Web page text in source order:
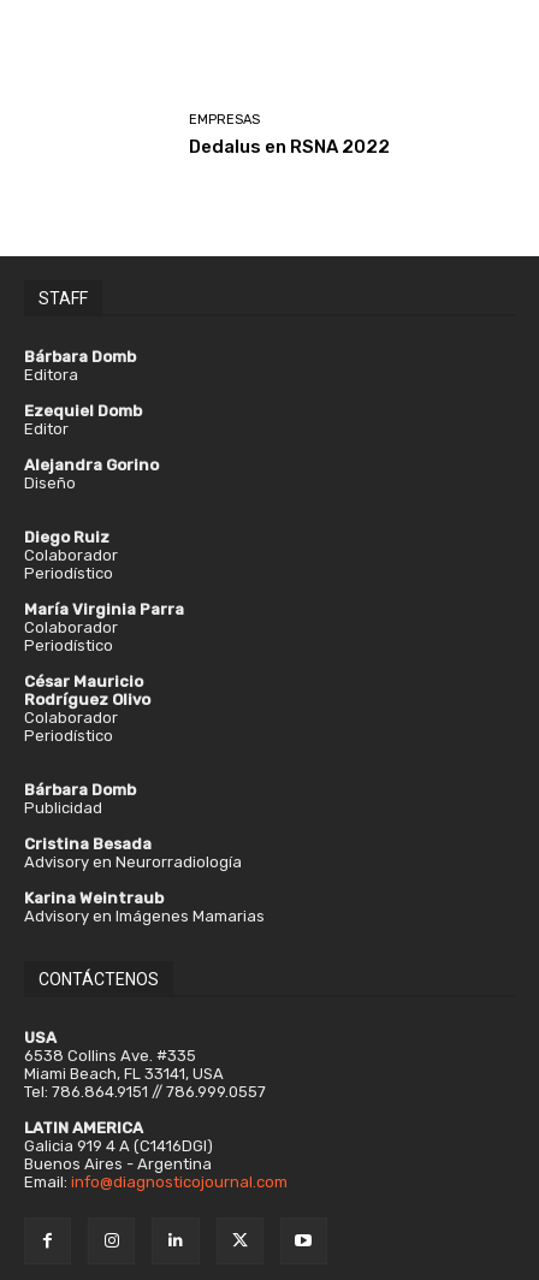
EMPRESAS
Dedalus en RSNA 2022
STAFF
Bárbara Domb
Editora
Ezequiel Domb
Editor
Alejandra Gorino
Diseño
Diego Ruiz
Colaborador
Periodístico
María Virginia Parra
Colaborador
Periodístico
César Mauricio
Rodríguez Olivo
Colaborador
Periodístico
Bárbara Domb
Publicidad
Cristina Besada
Advisory en Neurorradiología
Karina Weintraub
Advisory en Imágenes Mamarias
CONTÁCTENOS
USA
6538 Collins Ave. #335
Miami Beach, FL 33141, USA
Tel: 786.864.9151 // 786.999.0557
LATIN AMERICA
Galicia 919 4 A (C1416DGI)
Buenos Aires - Argentina
Email: info@diagnosticojournal.com